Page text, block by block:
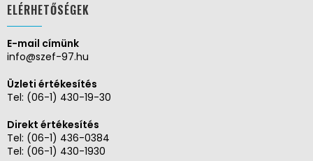
ELÉRHETŐSÉGEK
E-mail címünk
info@szef-97.hu
Üzleti értékesítés
Tel: (06-1) 430-19-30
Direkt értékesítés
Tel: (06-1) 436-0384
Tel: (06-1) 430-1930